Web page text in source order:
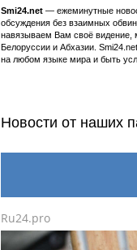
Smi24.net — ежеминутные
обсуждения без взаимных
навязываем Вам своё видение,
Белоруссии и Абхазии.
на любом языке мира и быть
Новости от наших
Ru24.pro